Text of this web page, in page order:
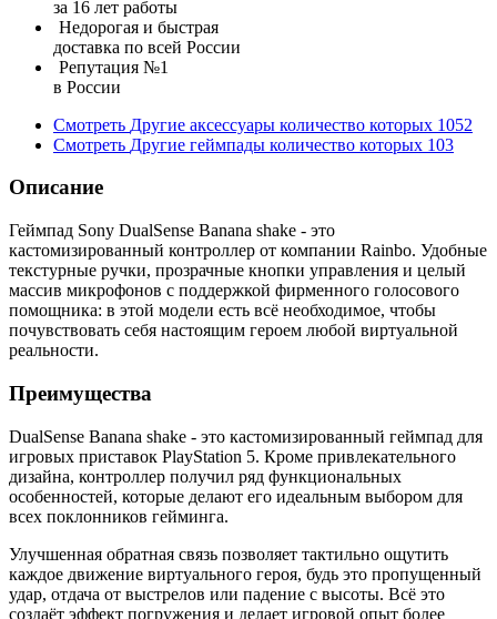
за 16 лет работы
Недорогая и быстрая
доставка по всей России
Репутация №1
в России
Смотреть Другие аксессуары количество которых 1052
Смотреть Другие геймпады количество которых 103
Описание
Геймпад Sony DualSense Banana shake - это
кастомизированный контроллер от компании Rainbo. Удобные
текстурные ручки, прозрачные кнопки управления и целый
массив микрофонов с поддержкой фирменного голосового
помощника: в этой модели есть всё необходимое, чтобы
почувствовать себя настоящим героем любой виртуальной
реальности.
Преимущества
DualSense Banana shake - это кастомизированный геймпад для
игровых приставок PlayStation 5. Кроме привлекательного
дизайна, контроллер получил ряд функциональных
особенностей, которые делают его идеальным выбором для
всех поклонников гейминга.
Улучшенная обратная связь позволяет тактильно ощутить
каждое движение виртуального героя, будь это пропущенный
удар, отдача от выстрелов или падение с высоты. Всё это
создаёт эффект погружения и делает игровой опыт более